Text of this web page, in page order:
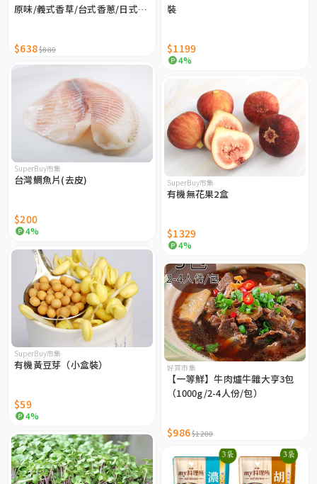
原味/義式香草/台式香蔥/日式椒
$638$880
裝
$1199
4%
SuperBuy市集
台灣鯛魚片(去皮)
$200
4%
SuperBuy市集
有機無花果2盒
$1329
4%
SuperBuy市集
有機黃豆芽（小盒裝）
$59
4%
好買市集
【一等鮮】牛肉爐牛雜大亨3包
（1000g/2-4人份/包）
$986$1200